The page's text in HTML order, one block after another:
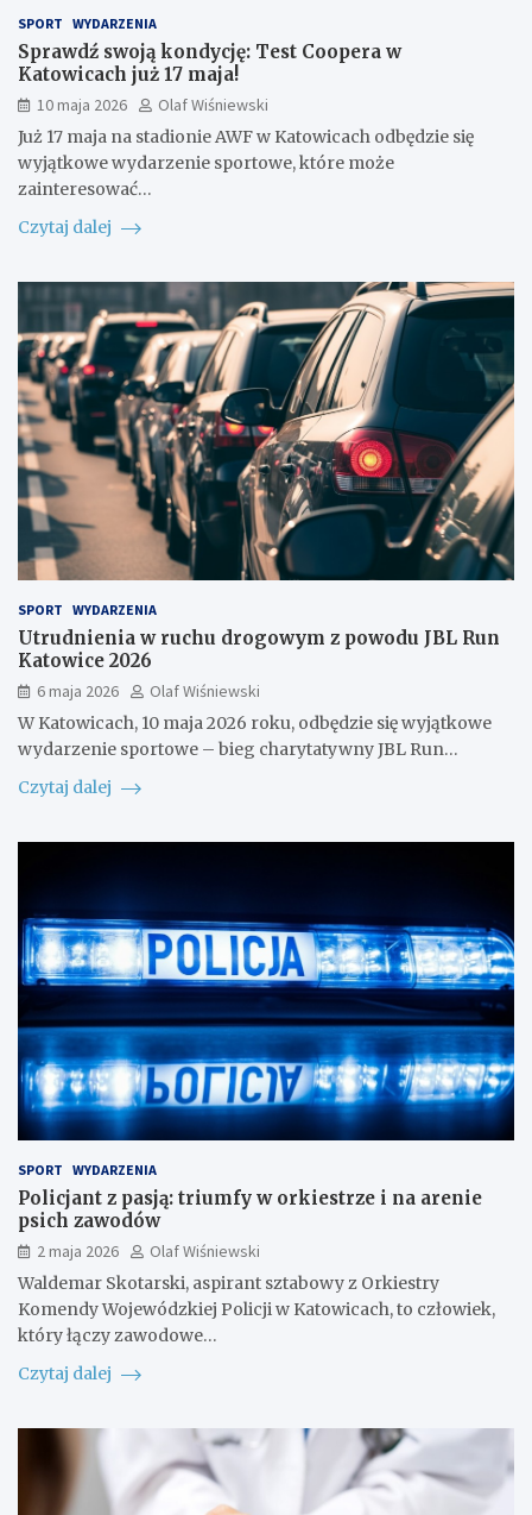
SPORT WYDARZENIA
Sprawdź swoją kondycję: Test Coopera w
Katowicach już 17 maja!
10 maja 2026
Olaf Wiśniewski
Już 17 maja na stadionie AWF w Katowicach odbędzie się
wyjątkowe wydarzenie sportowe, które może
zainteresować…
Czytaj dalej
SPORT WYDARZENIA
Utrudnienia w ruchu drogowym z powodu JBL Run
Katowice 2026
6 maja 2026
Olaf Wiśniewski
W Katowicach, 10 maja 2026 roku, odbędzie się wyjątkowe
wydarzenie sportowe – bieg charytatywny JBL Run…
Czytaj dalej
SPORT WYDARZENIA
Policjant z pasją: triumfy w orkiestrze i na arenie
psich zawodów
2 maja 2026
Olaf Wiśniewski
Waldemar Skotarski, aspirant sztabowy z Orkiestry
Komendy Wojewódzkiej Policji w Katowicach, to człowiek,
który łączy zawodowe…
Czytaj dalej